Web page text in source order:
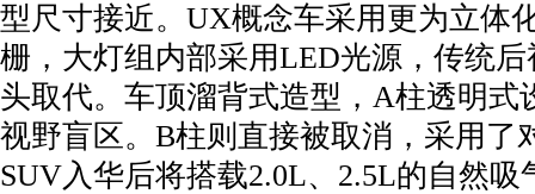
型尺寸接近。UX概念车采用更为立体
栅，大灯组内部采用LED光源，传统
头取代。车顶溜背式造型，A柱透明式
视野盲区。B柱则直接被取消，采用了
SUV入华后将搭载2.0L、2.5L的自然吸